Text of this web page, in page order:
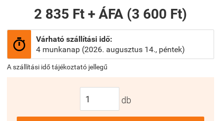
2 835 Ft + ÁFA (3 600 Ft)

Várható szállítási idő:
4 munkanap (2026. augusztus 14., péntek)
A szállítási idő tájékoztató jellegű
db